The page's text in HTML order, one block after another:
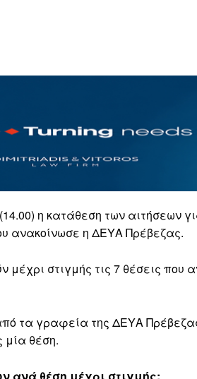
η κατάθεση των αιτήσεων
ανακοίνωσε η ΔΕΥΑ Πρέβεζας.
μέχρι στιγμής τις 7 θέσεις που
τα γραφεία της ΔΕΥΑ
μία θέση.
ανά θέση μέχρι στιγμής: